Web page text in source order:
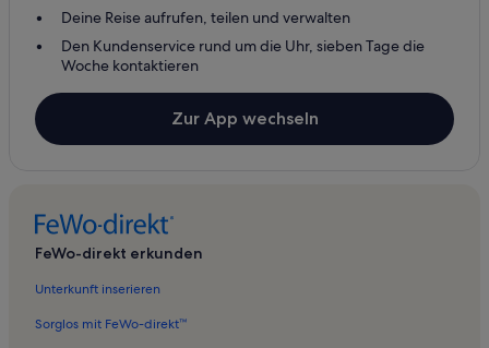
Deine Reise aufrufen, teilen und verwalten
Den Kundenservice rund um die Uhr, sieben Tage die
Woche kontaktieren
Zur App wechseln
FeWo-direkt erkunden
Unterkunft inserieren
Sorglos mit FeWo-direkt™